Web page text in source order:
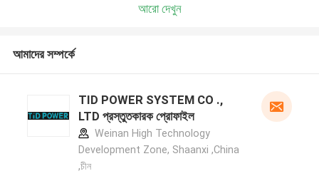
আরো দেখুন
আমাদের সম্পর্কে
TID POWER SYSTEM CO .,
LTD প্রস্তুতকারক প্রোফাইল
Weinan High Technology
Development Zone, Shaanxi ,China
,চীন